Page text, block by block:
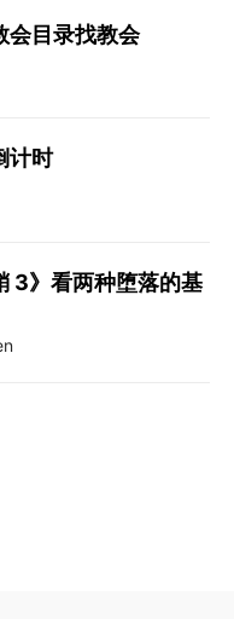
会目录找教会
计时
3》看两种堕落的基